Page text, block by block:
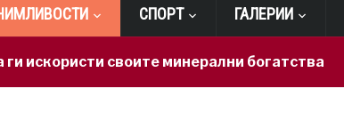
СПОРТ ГАЛЕРИИ
своите минерални богатства